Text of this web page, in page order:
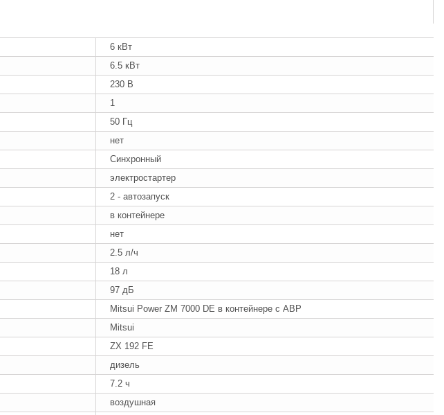
6 кВт
6.5 кВт
230 В
1
50 Гц
нет
Синхронный
электростартер
2 - автозапуск
в контейнере
нет
2.5 л/ч
18 л
97 дБ
Mitsui Power ZM 7000 DE в контейнере с АВР
Mitsui
ZX 192 FE
дизель
7.2 ч
воздушная